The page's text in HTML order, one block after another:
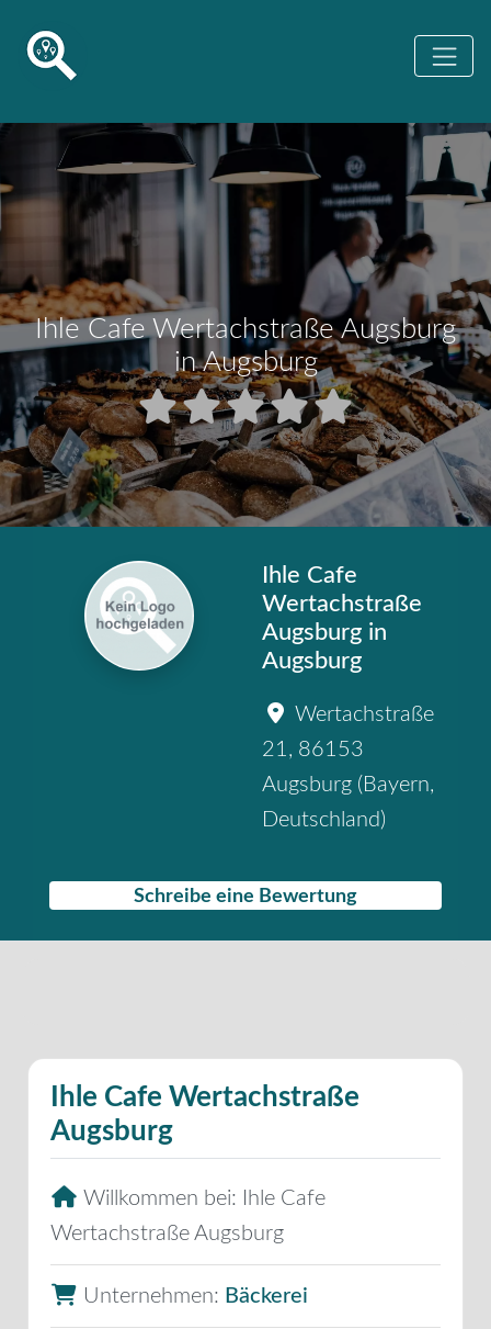
Ihle Cafe Wertachstraße Augsburg
in Augsburg
Ihle Cafe
Wertachstraße
Augsburg in
Augsburg
Wertachstraße
21, 86153
Augsburg ( Bayern,
Deutschland)
Schreibe eine Bewertung
Ihle Cafe Wertachstraße
Augsburg
Willkommen bei:
Ihle Cafe
Wertachstraße Augsburg
Unternehmen: Bäckerei